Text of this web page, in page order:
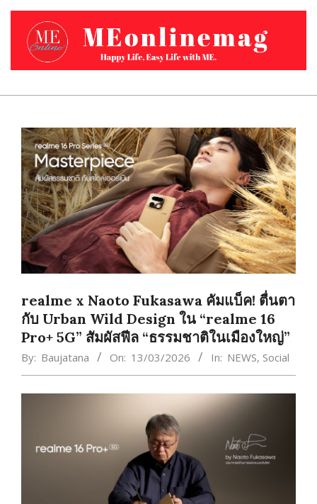
Skip
content
Primary
Menu
realme x Naoto Fukasawa คัมแบ็ค! ตื่นตา
กับ Urban Wild Design ใน “realme 16
Pro+ 5G” สัมผัสฟีล “ธรรมชาติในเมืองใหญ่”
By: Baujatana On: 13/03/2026 In: NEWS, Social